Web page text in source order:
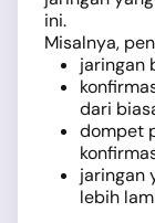
ini.
Misalnya,
jaringan
dari
dompet
jaringan
lebih